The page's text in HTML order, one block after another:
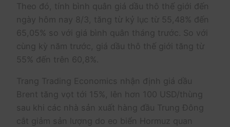
Theo đó, tính bình quân giá dầu thô thế giới đến
ngày hôm nay 8/3, tăng từ kỷ lục từ 55,48% đến
65,05% so với giá bình quân tháng trước. So với
cùng kỳ năm trước, giá dầu thô thế giới tăng từ
55% đến trên 60,8%.
Trang Trading Economics nhận định giá dầu
Brent tăng vọt tới 15%, lên hơn 100 USD/thùng
sau khi các nhà sản xuất hàng đầu Trung Đông
cắt giảm sản lượng do eo biển Hormuz quan